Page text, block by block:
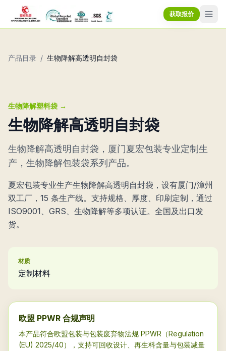
获取报价
产品目录 / 生物降解高透明自封袋
生物降解塑料袋 →
生物降解高透明自封袋
生物降解高透明自封袋，厦门夏宏包装专业定制生
产，生物降解包装袋系列产品。
夏宏包装专业生产生物降解高透明自封袋，设有厦门/漳州
双工厂，15 条生产线。支持规格、厚度、印刷定制，通过
ISO9001、GRS、生物降解等多项认证。全国及出口发
货。
材质
定制材料
欧盟 PPWR 合规声明
本产品符合欧盟包装与包装废弃物法规 PPWR（Regulation
(EU) 2025/40），支持可回收设计、再生料含量与包装减量